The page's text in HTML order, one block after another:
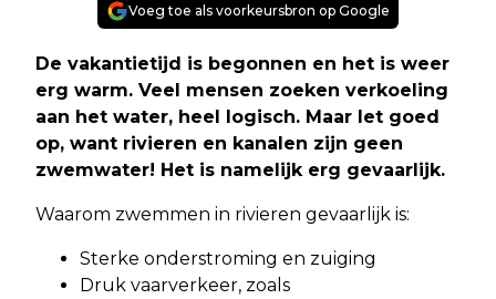
Voeg toe als voorkeursbron op Google
De vakantietijd is begonnen en het is weer
erg warm. Veel mensen zoeken verkoeling
aan het water, heel logisch. Maar let goed
op, want rivieren en kanalen zijn geen
zwemwater! Het is namelijk erg gevaarlijk.
Waarom zwemmen in rivieren gevaarlijk is:
Sterke onderstroming en zuiging
Druk vaarverkeer, zoals